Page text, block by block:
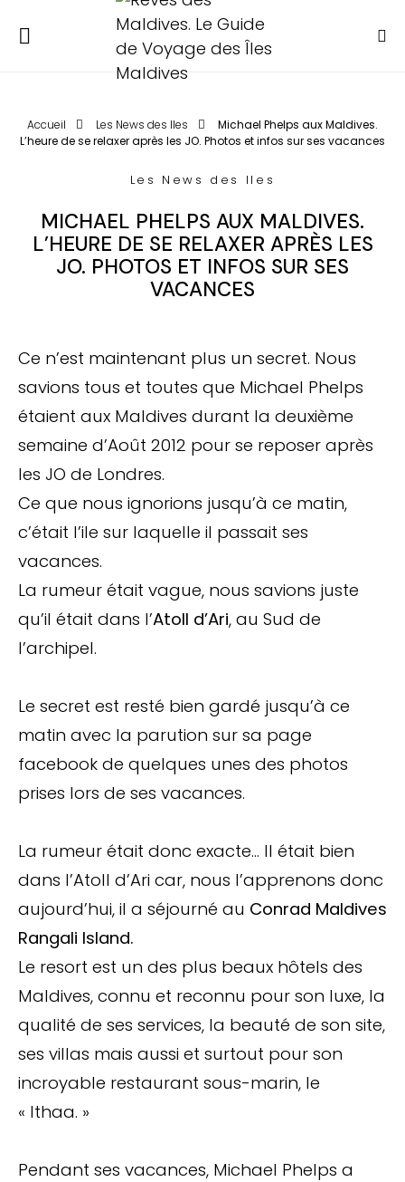
Accueil Les News des Iles
Michael Phelps aux Maldives.
L’heure de se relaxer après les JO. Photos et infos sur ses vacances
Les News des Iles
MICHAEL PHELPS AUX MALDIVES.
L’HEURE DE SE RELAXER APRÈS LES
JO. PHOTOS ET INFOS SUR SES
VACANCES
Ce n’est maintenant plus un secret. Nous
savions tous et toutes que Michael Phelps
étaient aux Maldives durant la deuxième
semaine d’Août 2012 pour se reposer après
les JO de Londres.
Ce que nous ignorions jusqu’à ce matin,
c’était l’ile sur laquelle il passait ses
vacances.
La rumeur était vague, nous savions juste
qu’il était dans l’Atoll d’Ari, au Sud de
l’archipel.
Le secret est resté bien gardé jusqu’à ce
matin avec la parution sur sa page
facebook de quelques unes des photos
prises lors de ses vacances.
La rumeur était donc exacte… Il était bien
dans l’Atoll d’Ari car, nous l’apprenons donc
aujourd’hui, il a séjourné au Conrad Maldives
Rangali Island.
Le resort est un des plus beaux hôtels des
Maldives, connu et reconnu pour son luxe, la
qualité de ses services, la beauté de son site,
ses villas mais aussi et surtout pour son
incroyable restaurant sous-marin, le
« Ithaa. »
Pendant ses vacances, Michael Phelps a